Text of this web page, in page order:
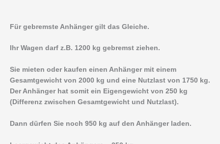
Für gebremste Anhänger gilt das Gleiche.
Ihr Wagen darf z.B. 1200 kg gebremst ziehen.
Sie mieten oder kaufen einen Anhänger mit einem
Gesamtgewicht von 2000 kg und eine Nutzlast von 1750 kg.
Der Anhänger hat somit ein Eigengewicht von 250 kg
(Differenz zwischen Gesamtgewicht und Nutzlast).
Dann dürfen Sie noch 950 kg auf den Anhänger laden.